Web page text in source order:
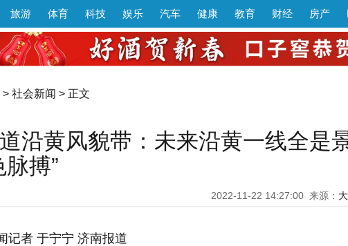
旅游 体育 科技 娱乐 汽车 健康 教育 财经 房产
> 社会新闻 > 正文
沿黄风貌带：未来沿黄一线全是
搏”
2022-11-22 14:27:00 来源：
记者 于宁宁 济南报道